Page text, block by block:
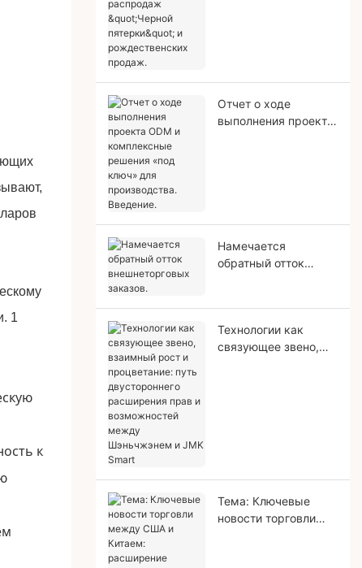
к
Отчет о ходе
выполнения проекта
Намечается
обратный отток
Технологии как
связующее звено,
Тема: Ключевые
новости торговли